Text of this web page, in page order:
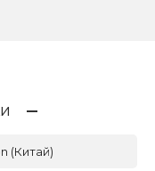
(Китай)